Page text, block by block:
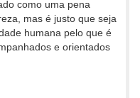
como uma pena
mas é justo que seja
humana pelo que é
e orientados